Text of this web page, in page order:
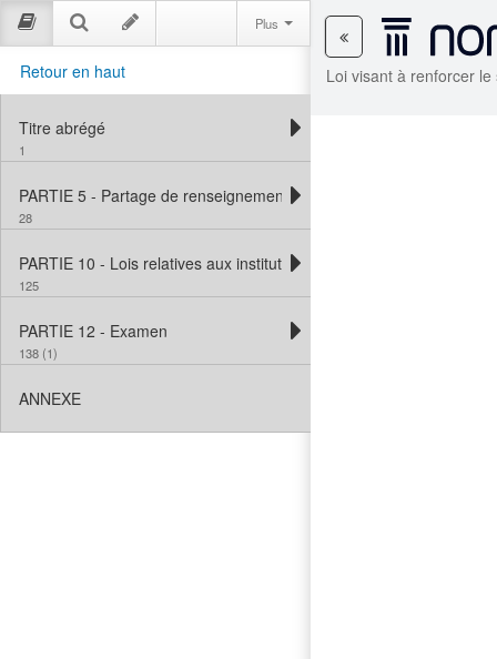
Loi visant à renforcer
Plus
Retour en haut
Titre abrégé
1
PARTIE 5 - Partage de renseignements — immigration, réfugiés et
28
PARTIE 10 - Lois relatives aux institutions financières (comité de
125
PARTIE 12 - Examen
138 (1)
ANNEXE